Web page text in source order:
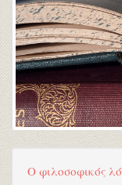
Ο φιλοσοφικός